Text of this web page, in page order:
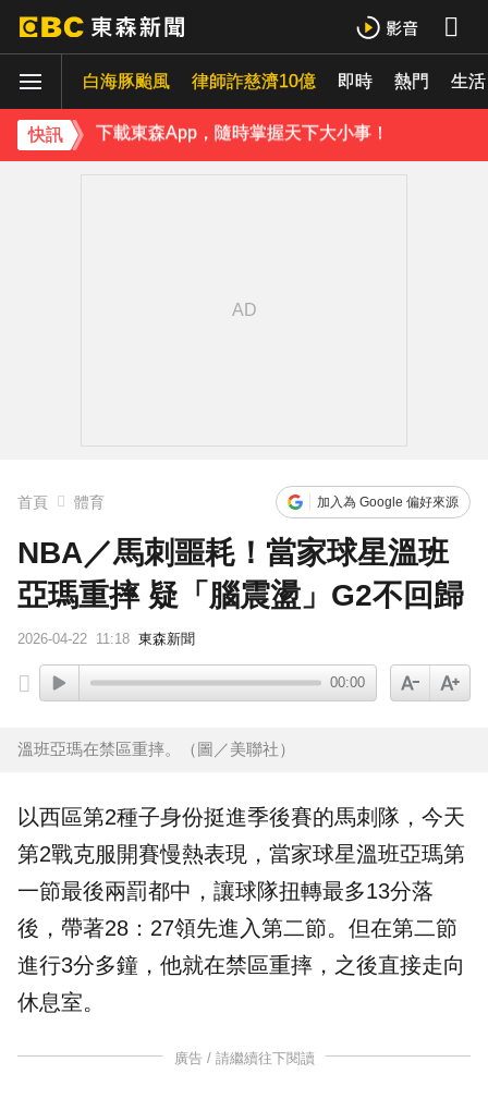
白海豚颱風 律師詐慈濟10億 即時 熱門 生活
快訊
下載東森App，隨時掌握天下大小事！
首頁 體育 加入為 Google 偏好來源
NBA／馬刺噩耗！當家球星溫班
亞瑪重摔 疑「腦震盪」G2不回歸
2026-04-22 11:18 東森新聞
00:00
溫班亞瑪在禁區重摔。（圖／美聯社）
以西區第2種子身份挺進季後賽的馬刺 隊，今天
第2戰克服開賽慢熱表現，當家球星溫班亞瑪第
一節最後兩罰都中，讓球隊扭轉最多13分落
後，帶著28：27領先進入第二節。但在第二節
進行3分多鐘，他就在禁區重摔，之後直接走向
休息室。
廣告 / 請繼續往下閱讀